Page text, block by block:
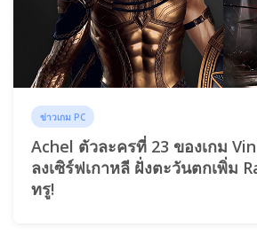
ข่าวเกม PC
Achel ตัวละครที่ 23 ของเกม
ลงเซิร์ฟเกาหลี ฝั่งตะวันตกเพิ่ม
ทรู!